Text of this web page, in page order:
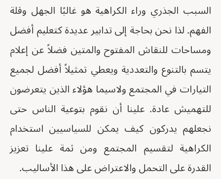
السبب الجذري وراء الكراهية هو غالبًا الجهل وقلة
الفهم. لذا نحن بحاجة إلى تدابير عديدة كتعليم أفضل
ومساحات للنقاش المفتوح والمتين فضلاً عن إعلام
يتسم بالتنوع والتعددية ويعطي تمثيلاً أفضل لجميع
التيارات في المجتمع ولاسيما هؤلاء الذين يتعرضون
للتهميش عادة. علينا أن نقوم بتوعية الناس حتى
نجعلهم يدركون كيف يمكن للسياسيين استخدام
الكراهية لتقسيم المجتمع ومن ثمة علينا تعزيز
القدرة على التحمل والاعتراض على هذا الأساليب.